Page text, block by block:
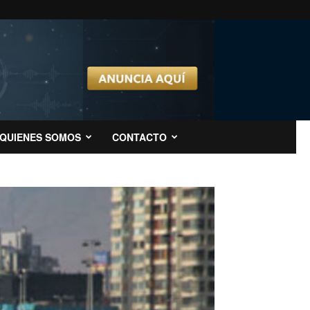
QUIENES SOMOS CONTACTO